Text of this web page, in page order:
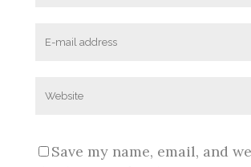
Save my name, email, and